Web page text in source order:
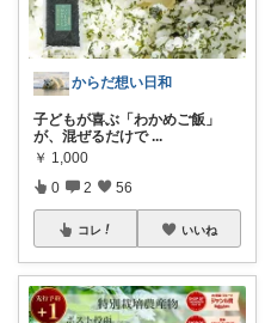
からだ想い日和
子どもが喜ぶ「わかめご飯」
が、混ぜるだけで ...
￥ 1,000
0 2 56
コレ いいね